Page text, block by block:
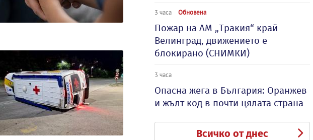
3 часа Обновена
Пожар на АМ „Тракия“ край
Велинград, движението е
блокирано (СНИМКИ)
3 часа
Опасна жега в България: Оранжев
и жълт код в почти цялата страна
Всичко от днес